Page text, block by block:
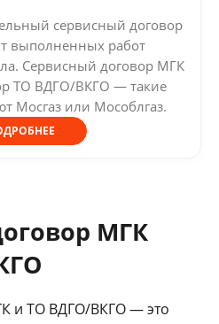
сервисный договор
выполненных работ
Сервисный договор МГК
ТО ВДГО/ВКГО — такие
Мосгаз или Мособлгаз.
МГК
и ТО ВДГО/ВКГО — это